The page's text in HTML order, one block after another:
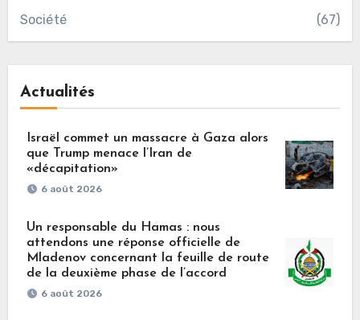
Société (67)
Actualités
Israël commet un massacre à Gaza alors
que Trump menace l’Iran de
«décapitation»
6 août 2026
Un responsable du Hamas : nous
attendons une réponse officielle de
Mladenov concernant la feuille de route
de la deuxième phase de l’accord
6 août 2026